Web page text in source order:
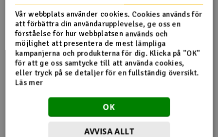
Scooter & elfordon
Smarthem, lek och hobby
Solenergi
Verktyg, utrustning och tillbehör
Produktinformation
6601520 Twister Motor A Lower
Fler detaljer
Produkten är
förknippad med
Vår webbplats använder cookies. Cookies används för
att förbättra din användarupplevelse, ge oss en
förståelse för hur webbplatsen används och
möjlighet att presentera de mest lämpliga
kampanjerna och produkterna för dig. Klicka på "OK"
för att ge oss samtycke till att använda cookies,
eller tryck på se detaljer för en fullständig översikt.
Läs mer
OK
AVVISA ALLT